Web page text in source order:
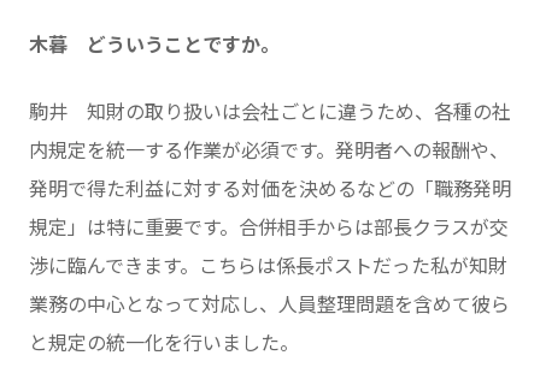
木暮 どういうことですか。
駒井 知財の取り扱いは会社ごとに違うため、各種の社
内規定を統一する作業が必須です。発明者への報酬や、
発明で得た利益に対する対価を決めるなどの「職務発明
規定」は特に重要です。合併相手からは部長クラスが交
渉に臨んできます。こちらは係長ポストだった私が知財
業務の中心となって対応し、人員整理問題を含めて彼ら
と規定の統一化を行いました。